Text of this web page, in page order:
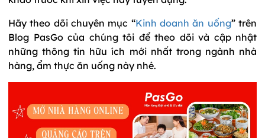
Hãy theo dõi chuyên mục “Kinh doanh ăn uống” trên
Blog PasGo của chúng tôi để theo dõi và cập nhật
những thông tin hữu ích mới nhất trong ngành nhà
hàng, ẩm thực ăn uống này nhé.